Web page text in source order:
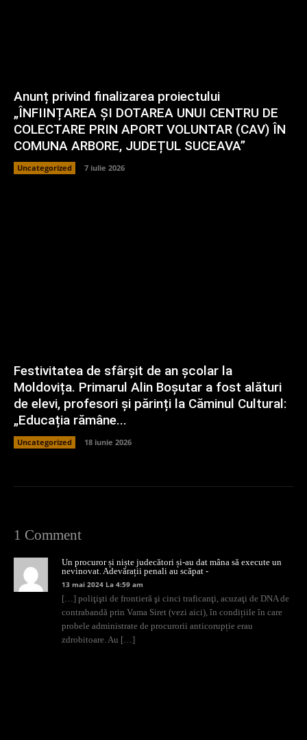
Anunț privind finalizarea proiectului
„ÎNFIINȚAREA ȘI DOTAREA UNUI CENTRU DE
COLECTARE PRIN APORT VOLUNTAR (CAV) ÎN
COMUNA ARBORE, JUDEȚUL SUCEAVA”
Uncategorized 7 iulie 2026
Festivitatea de sfârșit de an școlar la
Moldovița. Primarul Alin Boșutar a fost alături
de elevi, profesori și părinți la Căminul Cultural:
„Educația rămâne...
Uncategorized 18 iunie 2026
1 Comment
Un procuror și niște judecători și-au dat mâna să execute un
nevinovat. Adevărații penali au scăpat -
13 mai 2024 La 4:59 am
[…] poliţişti de frontieră şi cinci traficanţi, acuzaţi de DNA de
contrabandă prin Vama Siret (vezi aici), în condițiile în care
probele administrate de procurorii anticorupție erau
zdrobitoare. Au […]